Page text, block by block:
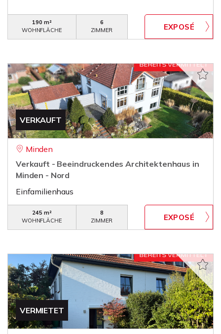
190 m²
WOHNFLÄCHE
6
ZIMMER
VERKAUFT
Minden
Verkauft - Beeindruckendes Architektenhaus in
Minden - Nord
Einfamilienhaus
245 m²
WOHNFLÄCHE
8
ZIMMER
VERMIETET